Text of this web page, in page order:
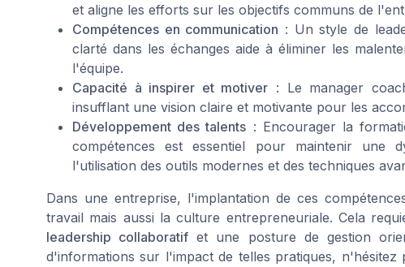
et aligne les efforts sur les objectifs communs de
Compétences en communication : Un style de
clarté dans les échanges aide à éliminer les
l'équipe.
Capacité à inspirer et motiver : Le manager
insufflant une vision claire et motivante pour les
Développement des talents : Encourager la
compétences est essentiel pour maintenir une
l'utilisation des outils modernes et des techniques
Dans une entreprise, l'implantation de ces
travail mais aussi la culture entrepreneuriale. Cela
leadership collaboratif et une posture de gestion
d'informations sur l'impact de telles pratiques,